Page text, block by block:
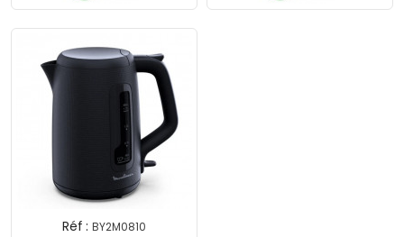
Réf : BY2M0810